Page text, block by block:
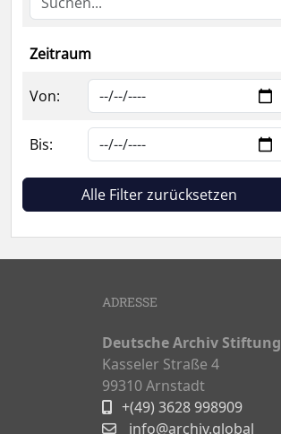
Zeitraum
Von:
Bis:
Alle Filter zurücksetzen
ADRESSE
Deutsche Archiv Stiftung
Kasseler Straße 4
99310 Arnstadt
+(49) 3628 998909
info@archiv.global